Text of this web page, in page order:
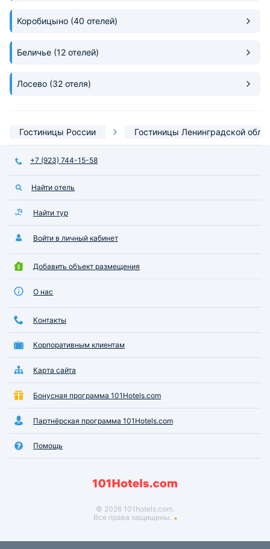
Коробицыно (40 отелей)
Беличье (12 отелей)
Лосево (32 отеля)
Гостиницы России Гостиницы Ленинградской
+7 (923) 744-15-58
Найти отель
Найти тур
Войти в личный кабинет
Добавить объект размещения
О нас
Контакты
Корпоративным клиентам
Карта сайта
Бонусная программа 101Hotels.com
Партнёрская программа 101Hotels.com
Помощь
© 2026 101hotels.com.
Все права защищены.